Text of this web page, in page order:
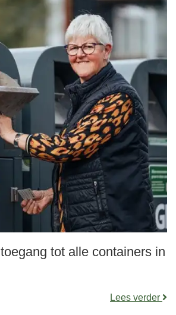
tot alle containers in
Lees verder